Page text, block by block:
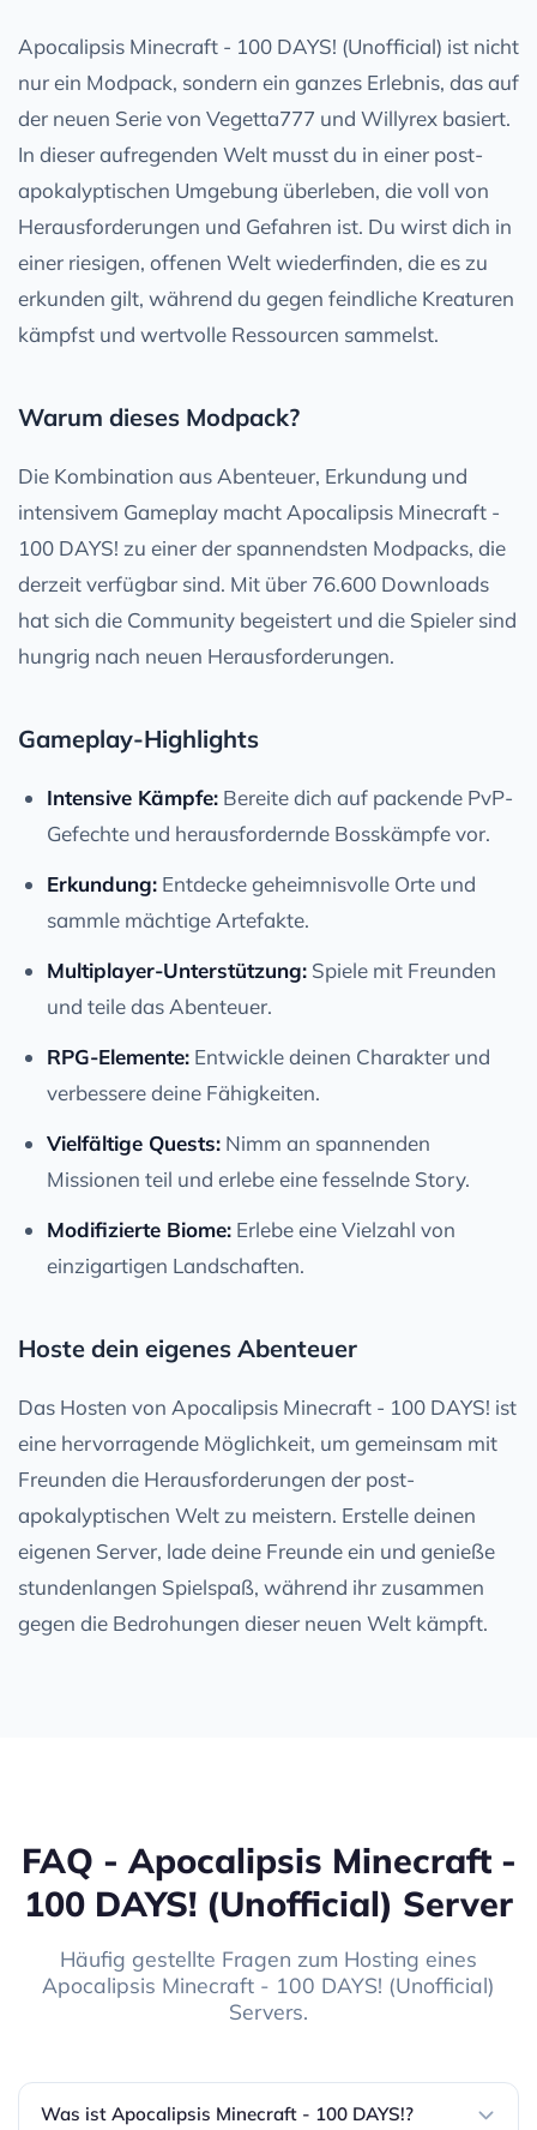
Apocalipsis Minecraft - 100 DAYS! (Unofficial) ist nicht
nur ein Modpack, sondern ein ganzes Erlebnis, das auf
der neuen Serie von Vegetta777 und Willyrex basiert.
In dieser aufregenden Welt musst du in einer post-
apokalyptischen Umgebung überleben, die voll von
Herausforderungen und Gefahren ist. Du wirst dich in
einer riesigen, offenen Welt wiederfinden, die es zu
erkunden gilt, während du gegen feindliche Kreaturen
kämpfst und wertvolle Ressourcen sammelst.
Warum dieses Modpack?
Die Kombination aus Abenteuer, Erkundung und
intensivem Gameplay macht Apocalipsis Minecraft -
100 DAYS! zu einer der spannendsten Modpacks, die
derzeit verfügbar sind. Mit über 76.600 Downloads
hat sich die Community begeistert und die Spieler sind
hungrig nach neuen Herausforderungen.
Gameplay-Highlights
Intensive Kämpfe: Bereite dich auf packende PvP-
Gefechte und herausfordernde Bosskämpfe vor.
Erkundung: Entdecke geheimnisvolle Orte und
sammle mächtige Artefakte.
Multiplayer-Unterstützung: Spiele mit Freunden
und teile das Abenteuer.
RPG-Elemente: Entwickle deinen Charakter und
verbessere deine Fähigkeiten.
Vielfältige Quests: Nimm an spannenden
Missionen teil und erlebe eine fesselnde Story.
Modifizierte Biome: Erlebe eine Vielzahl von
einzigartigen Landschaften.
Hoste dein eigenes Abenteuer
Das Hosten von Apocalipsis Minecraft - 100 DAYS! ist
eine hervorragende Möglichkeit, um gemeinsam mit
Freunden die Herausforderungen der post-
apokalyptischen Welt zu meistern. Erstelle deinen
eigenen Server, lade deine Freunde ein und genieße
stundenlangen Spielspaß, während ihr zusammen
gegen die Bedrohungen dieser neuen Welt kämpft.
FAQ - Apocalipsis Minecraft -
100 DAYS! (Unofficial) Server
Häufig gestellte Fragen zum Hosting eines
Apocalipsis Minecraft - 100 DAYS! (Unofficial)
Servers.
Was ist Apocalipsis Minecraft - 100 DAYS!?